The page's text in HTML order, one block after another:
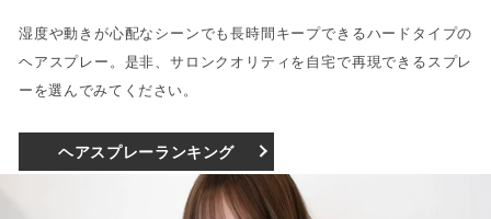
湿度や動きが心配なシーンでも長時間キープできるハードタイプの
ヘアスプレー。是非、サロンクオリティを自宅で再現できるスプレ
ーを選んでみてください。
ヘアスプレーランキング